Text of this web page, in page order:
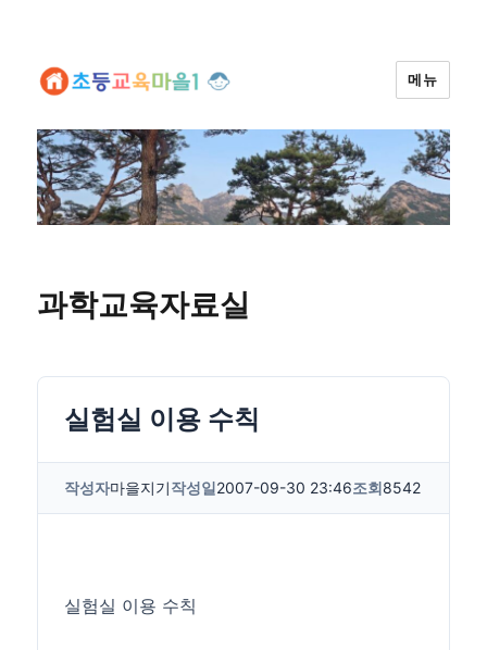
메뉴
과학교육자료실
실험실 이용 수칙
작성자마을지기작성일2007-09-30 23:46조회8542
실험실 이용 수칙